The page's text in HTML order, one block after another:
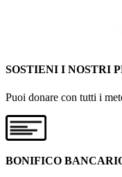
SOSTIENI I NOSTRI
Puoi donare con tutti i
BONIFICO